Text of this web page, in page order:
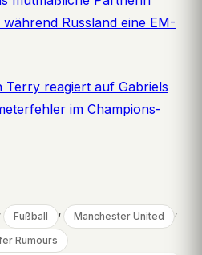
Russland eine EM-
Terry reagiert auf Gabriels
im Champions-
, Fußball , Manchester United ,
Rumours